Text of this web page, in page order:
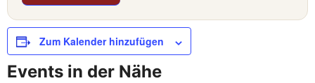
Zum Kalender hinzufügen
Events in der Nähe